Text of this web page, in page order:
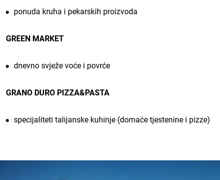
ponuda kruha i pekarskih proizvoda
GREEN MARKET
dnevno svježe voće i povrće
GRANO DURO PIZZA&PASTA
specijaliteti talijanske kuhinje (domaće tjestenine i pizze)